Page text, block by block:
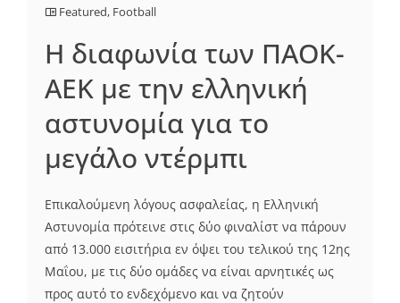
Featured, Football
Η διαφωνία των ΠΑΟΚ-
ΑΕΚ με την ελληνική
αστυνομία για το
μεγάλο ντέρμπι
Επικαλούμενη λόγους ασφαλείας, η Ελληνική
Αστυνομία πρότεινε στις δύο φιναλίστ να πάρουν
από 13.000 εισιτήρια εν όψει του τελικού της 12ης
Μαΐου, με τις δύο ομάδες να είναι αρνητικές ως
προς αυτό το ενδεχόμενο και να ζητούν